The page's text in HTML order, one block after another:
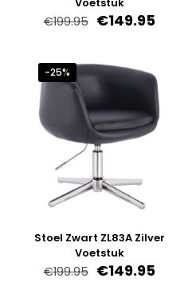
€199.95
€199.95.
€149.95
-25%
Stoel Zwart ZL83A Zilver
Voetstuk
€199.95 Oorspronkelijke
€149.95